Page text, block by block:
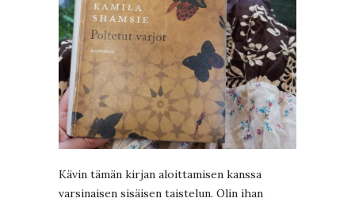
Kävin tämän kirjan aloittamisen kanssa
varsinaisen sisäisen taistelun. Olin ihan